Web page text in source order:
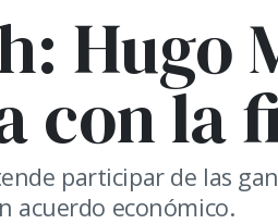
Hugo
con la
participar de las
acuerdo económico.